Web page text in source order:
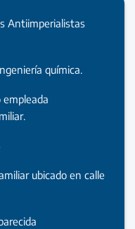
Antiimperialistas
química.
empleada
ubicado en calle